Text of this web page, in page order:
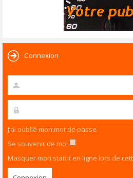
Connexion
J’ai oublié mon mot de passe
Se souvenir de moi
Masquer mon statut en ligne lors de